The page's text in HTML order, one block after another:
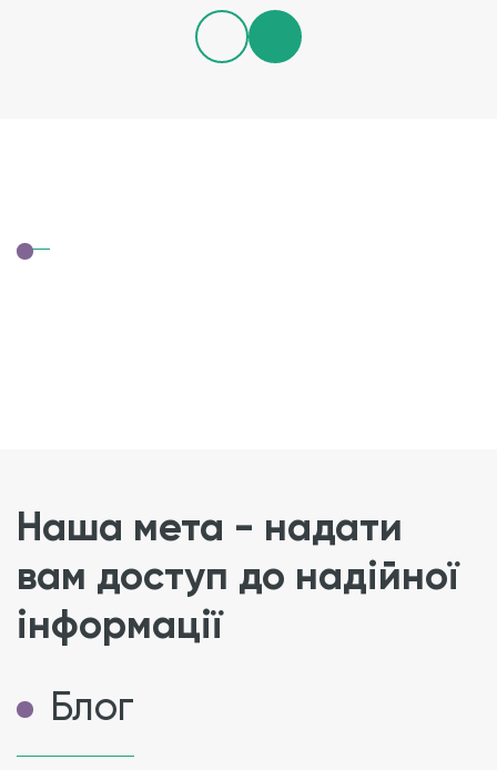
Наша мета - надати
вам доступ до надійної
інформації
Блог